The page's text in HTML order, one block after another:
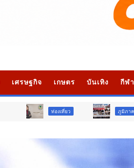
เศรษฐกิจ เกษตร บันเทิง กีฬา